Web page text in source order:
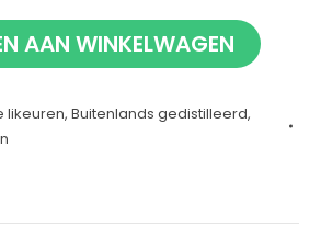
AAN WINKELWAGEN
likeuren, Buitenlands gedistilleerd,